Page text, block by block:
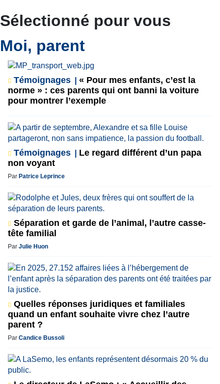
Sélectionné pour vous
Moi, parent
Témoignages
« Pour mes enfants, c’est la
norme » : ces parents qui ont banni la voiture
pour montrer l’exemple
Témoignages
Le regard différent d’un papa
non voyant
Par Patrice Leprince
Séparation et garde de l’animal, l’autre casse-
tête familial
Par Julie Huon
Quelles réponses juridiques et familiales
quand un enfant souhaite vivre chez l’autre
parent ?
Par Candice Bussoli